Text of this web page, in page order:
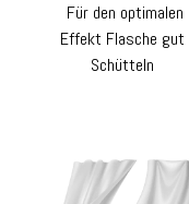
Für den optimalen
Effekt Flasche gut
Schütteln